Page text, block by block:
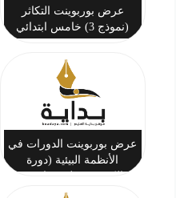
عرض بوربوينت التكاثر
(نموذج 3) خامس ابتدائي
عرض بوربوينت الدورات في
الأنظمة البيئية (دورة
ابتدائي ف1